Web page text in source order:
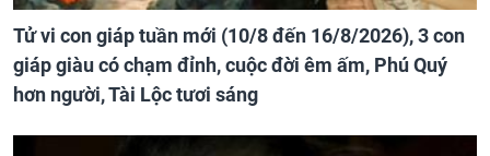
Tử vi con giáp tuần mới (10/8 đến 16/8/2026), 3 con
giáp giàu có chạm đỉnh, cuộc đời êm ấm, Phú Quý
hơn người, Tài Lộc tươi sáng